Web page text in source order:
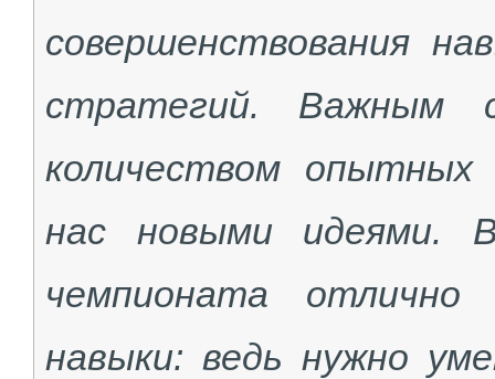
совершенствования
стратегий. Важным
количеством опытных
нас новыми идеями.
чемпионата отлично
навыки: ведь нужно